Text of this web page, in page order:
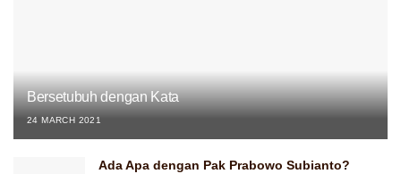
Bersetubuh dengan Kata
24 MARCH 2021
Ada Apa dengan Pak Prabowo Subianto?